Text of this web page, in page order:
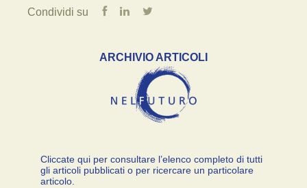
Condividi su
ARCHIVIO ARTICOLI
Cliccate qui per consultare l’elenco completo di tutti
gli articoli pubblicati o per ricercare un particolare
articolo.